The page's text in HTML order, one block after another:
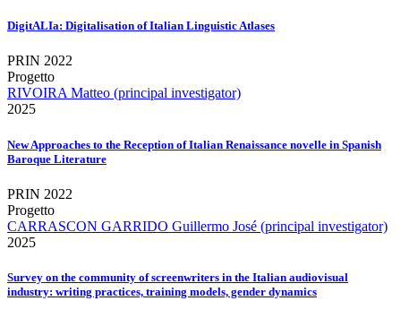
DigitALIa: Digitalisation of Italian Linguistic Atlases
PRIN 2022
Progetto
RIVOIRA Matteo (principal investigator)
2025
New Approaches to the Reception of Italian Renaissance novelle in Spanish
Baroque Literature
PRIN 2022
Progetto
CARRASCON GARRIDO Guillermo José (principal investigator)
2025
Survey on the community of screenwriters in the Italian audiovisual
industry: writing practices, training models, gender dynamics